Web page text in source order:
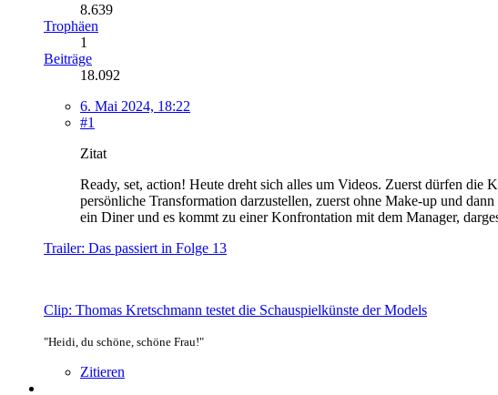
8.639
Trophäen
1
Beiträge
18.092
6. Mai 2024, 18:22
#1
Zitat
Ready, set, action! Heute dreht sich alles um Videos. Zuerst dürfen
persönliche Transformation darzustellen, zuerst ohne Make-up und
ein Diner und es kommt zu einer Konfrontation mit dem Manager,
Trailer: Das passiert in Folge 13
Clip: Thomas Kretschmann testet die Schauspielkünste der Models
"Heidi, du schöne, schöne Frau!"
Zitieren